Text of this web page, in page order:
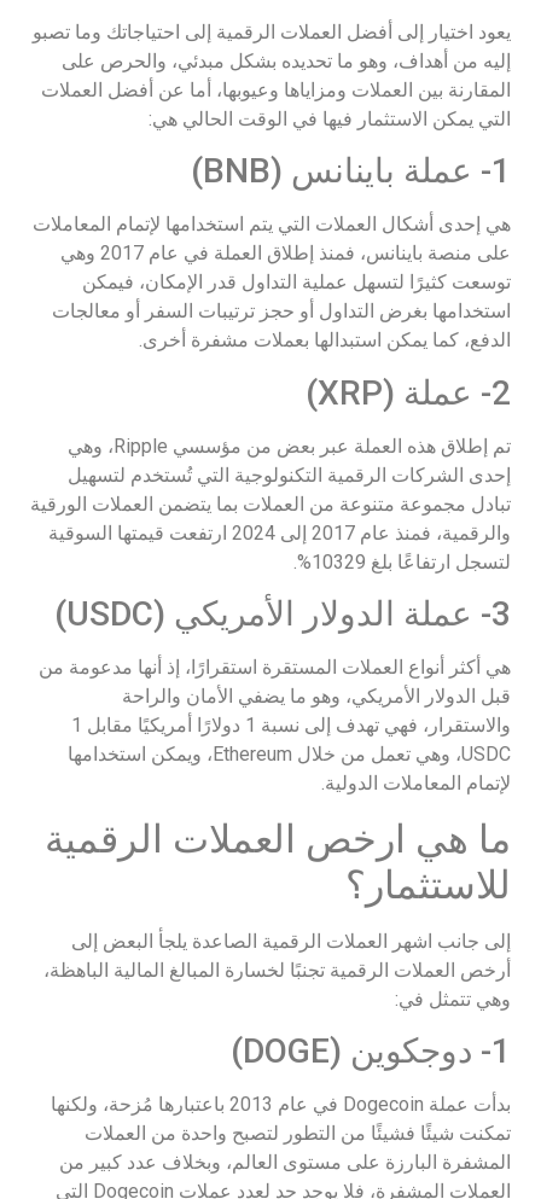
يعود اختيار إلى أفضل العملات الرقمية إلى احتياجاتك وما تصبو
إليه من أهداف، وهو ما تحديده بشكل مبدئي، والحرص على
المقارنة بين العملات ومزاياها وعيوبها، أما عن أفضل العملات
التي يمكن الاستثمار فيها في الوقت الحالي هي:
1- عملة باينانس (BNB)
هي إحدى أشكال العملات التي يتم استخدامها لإتمام المعاملات
على منصة باينانس، فمنذ إطلاق العملة في عام 2017 وهي
توسعت كثيرًا لتسهل عملية التداول قدر الإمكان، فيمكن
استخدامها بغرض التداول أو حجز ترتيبات السفر أو معالجات
الدفع، كما يمكن استبدالها بعملات مشفرة أخرى.
2- عملة (XRP)
تم إطلاق هذه العملة عبر بعض من مؤسسي Ripple، وهي
إحدى الشركات الرقمية التكنولوجية التي تُستخدم لتسهيل
تبادل مجموعة متنوعة من العملات بما يتضمن العملات الورقية
والرقمية، فمنذ عام 2017 إلى 2024 ارتفعت قيمتها السوقية
لتسجل ارتفاعًا بلغ 10329%.
3- عملة الدولار الأمريكي (USDC)
هي أكثر أنواع العملات المستقرة استقرارًا، إذ أنها مدعومة من
قبل الدولار الأمريكي، وهو ما يضفي الأمان والراحة
والاستقرار، فهي تهدف إلى نسبة 1 دولارًا أمريكيًا مقابل 1
USDC، وهي تعمل من خلال Ethereum، ويمكن استخدامها
لإتمام المعاملات الدولية.
ما هي ارخص العملات الرقمية
للاستثمار؟
إلى جانب اشهر العملات الرقمية الصاعدة يلجأ البعض إلى
أرخص العملات الرقمية تجنبًا لخسارة المبالغ المالية الباهظة،
وهي تتمثل في:
1- دوجكوين (DOGE)
بدأت عملة Dogecoin في عام 2013 باعتبارها مُزحة، ولكنها
تمكنت شيئًا فشيئًا من التطور لتصبح واحدة من العملات
المشفرة البارزة على مستوى العالم، وبخلاف عدد كبير من
العملات المشفرة، فلا يوجد حد لعدد عملات Dogecoin التي